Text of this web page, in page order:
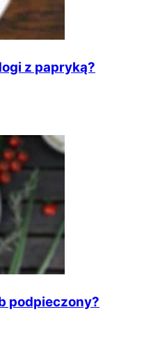
z papryką?
podpieczony?